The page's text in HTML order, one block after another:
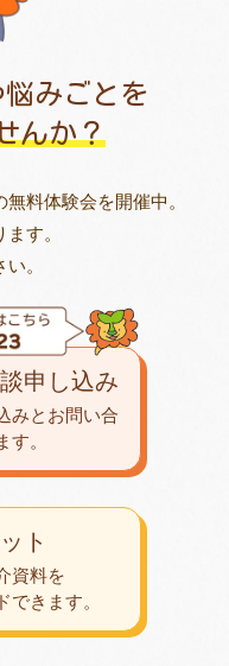
みごとを
んか？
料体験会を開催中。
す。
。
ト
資料を
できます。
申し込み
みとお問い合
す。